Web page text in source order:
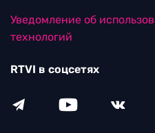
Уведомление об
технологий
RTVI в соцсетях